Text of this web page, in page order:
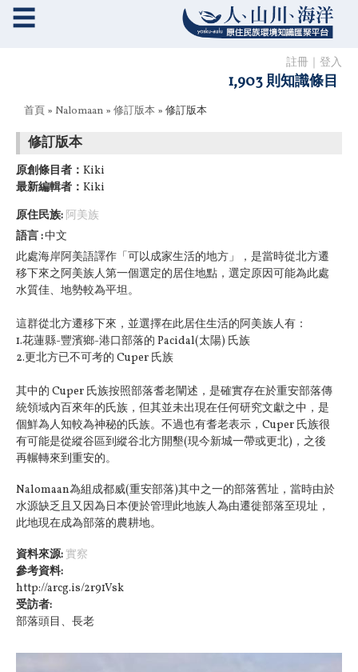
註冊 登入
1,903 則知識條目
☰
您在這裡
首頁 » Nalomaan » 修訂版本 » 修訂版本
修訂版本
原創條目者： Kiki
最新編輯者： Kiki
原住民族: 阿美族
語言 中文
此處海岸阿美語譯作「可以成家生活的地方」，是當時從北方遷
移下來之阿美族人第一個選定的居住地點，選定原因可能為此處
水質佳、地勢較為平坦。
這群從北方遷移下來，並選擇在此居住生活的阿美族人有：
1.花蓮縣-豐濱鄉-港口部落的 Pacidal(太陽) 氏族
2.更北方已不可考的 Cuper 氏族
其中的 Cuper 氏族按照部落耆老闡述，是確實存在於重安部落傳
統領域內百來年的氏族，但其並未出現在任何研究文獻之中，是
個鮮為人知較為神秘的氏族。不過也有耆老表示，Cuper 氏族很
有可能是從縱谷區到縱谷北方開墾(現今新城一帶或更北)，之後
再輾轉來到重安的。
Nalomaan為組成都威(重安部落)其中之一的部落舊址，當時由於
水源缺乏且又因為日本便於管理此地族人為由遷徙部落至現址，
此地現在成為部落的農耕地。
資料來源: 實察
參考資料:
http://arcg.is/2r91Vsk
受訪者:
部落頭目、長老